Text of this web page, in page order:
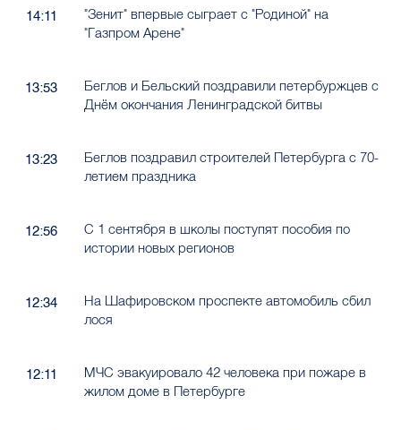
14:11
"Зенит" впервые сыграет с "Родиной" на
"Газпром Арене"
13:53
Беглов и Бельский поздравили петербуржцев с
Днём окончания Ленинградской битвы
13:23
Беглов поздравил строителей Петербурга с 70-
летием праздника
12:56
С 1 сентября в школы поступят пособия по
истории новых регионов
12:34
На Шафировском проспекте автомобиль сбил
лося
12:11
МЧС эвакуировало 42 человека при пожаре в
жилом доме в Петербурге